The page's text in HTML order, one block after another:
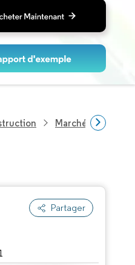
Marché Des
Partager